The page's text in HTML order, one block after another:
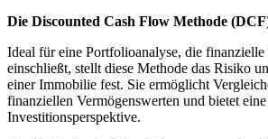
Die Discounted Cash Flow Methode
Ideal für eine Portfolioanalyse, die finanzielle
einschließt, stellt diese Methode das Risiko
einer Immobilie fest. Sie ermöglicht
finanziellen Vermögenswerten und bietet
Investitionsperspektive.